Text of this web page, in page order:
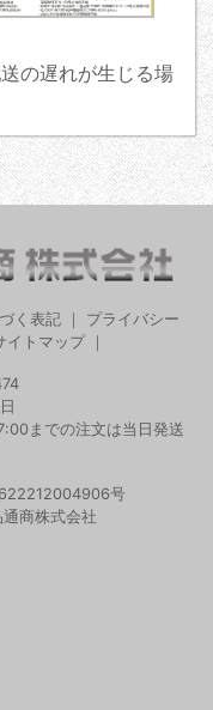
の遅れが生じる場
く表記
プライバシー
イトマップ｜
までの注文は当日発送
号
商株式会社